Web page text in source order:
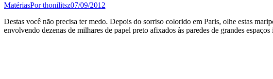
MatériasPorthonilitsz07/09/2012
Destas você não precisa ter medo. Depois do sorriso colorido em Paris, olhe estas
envolvendo dezenas de milhares de papel preto afixados às paredes de grandes